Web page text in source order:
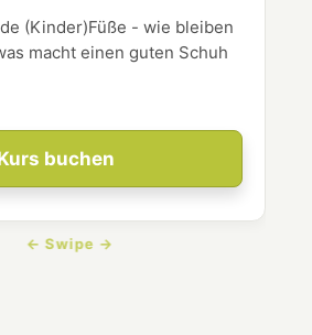
buchen
(Kinder)Füße - wie bleiben
macht einen guten Schuh